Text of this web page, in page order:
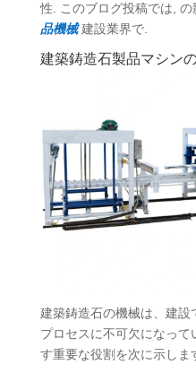
性. このブログ投稿では, の
品機械建設業界で.
建築鋳造石製品マシン
建築鋳造石の機械は、建設
プロセスに不可欠になっ
す重要な役割を次に示しま